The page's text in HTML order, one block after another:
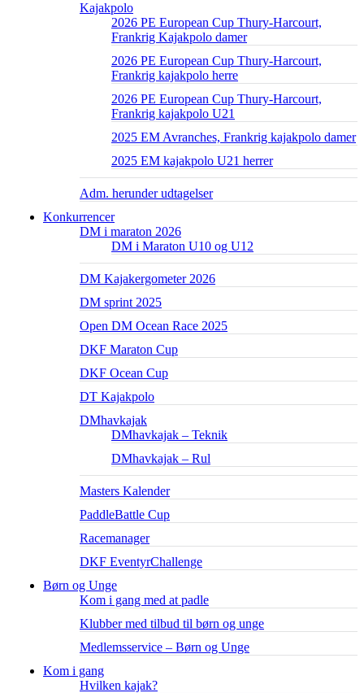
Kajakpolo
2026 PE European Cup Thury-Harcourt,
Frankrig Kajakpolo damer
2026 PE European Cup Thury-Harcourt,
Frankrig kajakpolo herre
2026 PE European Cup Thury-Harcourt,
Frankrig kajakpolo U21
2025 EM Avranches, Frankrig kajakpolo damer
2025 EM kajakpolo U21 herrer
Adm. herunder udtagelser
Konkurrencer
DM i maraton 2026
DM i Maraton U10 og U12
DM Kajakergometer 2026
DM sprint 2025
Open DM Ocean Race 2025
DKF Maraton Cup
DKF Ocean Cup
DT Kajakpolo
DMhavkajak
DMhavkajak – Teknik
DMhavkajak – Rul
Masters Kalender
PaddleBattle Cup
Racemanager
DKF EventyrChallenge
Børn og Unge
Kom i gang med at padle
Klubber med tilbud til børn og unge
Medlemsservice – Børn og Unge
Kom i gang
Hvilken kajak?